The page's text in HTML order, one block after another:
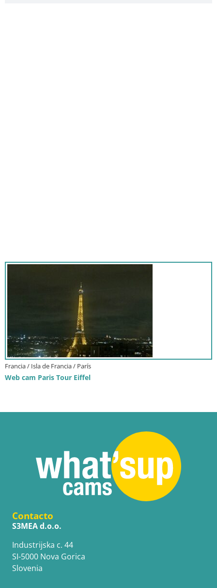
Francia / Isla de Francia / París
Web cam Paris Tour Eiffel
Contacto
S3MEA d.o.o.
Industrijska c. 44
SI-5000 Nova Gorica
Slovenia